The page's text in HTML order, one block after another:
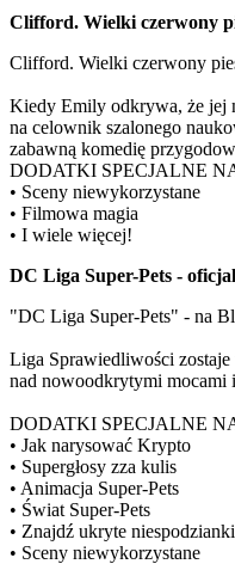
Clifford. Wielki czerwony
Clifford. Wielki czerwony
Kiedy Emily odkrywa, że jej
na celownik szalonego
zabawną komedię
DODATKI SPECJALNE
• Sceny niewykorzystane
• Filmowa magia
• I wiele więcej!
DC Liga Super-Pets -
"DC Liga Super-Pets" - na
Liga Sprawiedliwości zostaje
nad nowoodkrytymi mocami
DODATKI SPECJALNE
• Jak narysować Krypto
• Supergłosy zza kulis
• Animacja Super-Pets
• Świat Super-Pets
• Znajdź ukryte niespodzianki
• Sceny niewykorzystane